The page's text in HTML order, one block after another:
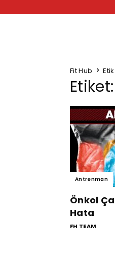
Fit Hub
Antrenman
Önkol
Hata
FH TEAM